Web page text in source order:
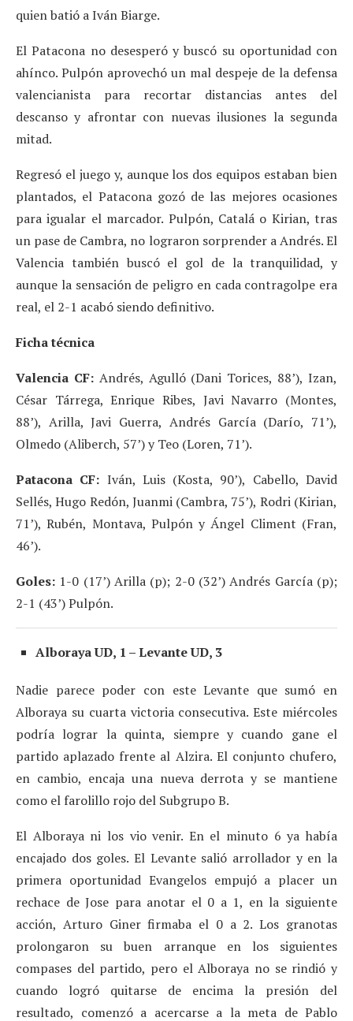
quien batió a Iván Biarge.
El Patacona no desesperó y buscó su oportunidad con
ahínco. Pulpón aprovechó un mal despeje de la defensa
valencianista para recortar distancias antes del
descanso y afrontar con nuevas ilusiones la segunda
mitad.
Regresó el juego y, aunque los dos equipos estaban bien
plantados, el Patacona gozó de las mejores ocasiones
para igualar el marcador. Pulpón, Catalá o Kirian, tras
un pase de Cambra, no lograron sorprender a Andrés. El
Valencia también buscó el gol de la tranquilidad, y
aunque la sensación de peligro en cada contragolpe era
real, el 2-1 acabó siendo definitivo.
Ficha técnica
Valencia CF:Andrés, Agulló (Dani Torices, 88’), Izan,
César Tárrega, Enrique Ribes, Javi Navarro (Montes,
88’), Arilla, Javi Guerra, Andrés García (Darío, 71’),
Olmedo (Aliberch, 57’) y Teo (Loren, 71’).
Patacona CF: Iván, Luis (Kosta, 90’), Cabello, David
Sellés, Hugo Redón, Juanmi (Cambra, 75’), Rodri (Kirian,
71’), Rubén, Montava, Pulpón y Ángel Climent (Fran,
46’).
Goles: 1-0 (17’) Arilla (p); 2-0 (32’) Andrés García (p);
2-1 (43’) Pulpón.
Alboraya UD, 1 – Levante UD, 3
Nadie parece poder con este Levante que sumó en
Alboraya su cuarta victoria consecutiva. Este miércoles
podría lograr la quinta, siempre y cuando gane el
partido aplazado frente al Alzira. El conjunto chufero,
en cambio, encaja una nueva derrota y se mantiene
como el farolillo rojo del Subgrupo B.
El Alboraya ni los vio venir. En el minuto 6 ya había
encajado dos goles. El Levante salió arrollador y en la
primera oportunidad Evangelos empujó a placer un
rechace de Jose para anotar el 0 a 1, en la siguiente
acción, Arturo Giner firmaba el 0 a 2. Los granotas
prolongaron su buen arranque en los siguientes
compases del partido, pero el Alboraya no se rindió y
cuando logró quitarse de encima la presión del
resultado, comenzó a acercarse a la meta de Pablo